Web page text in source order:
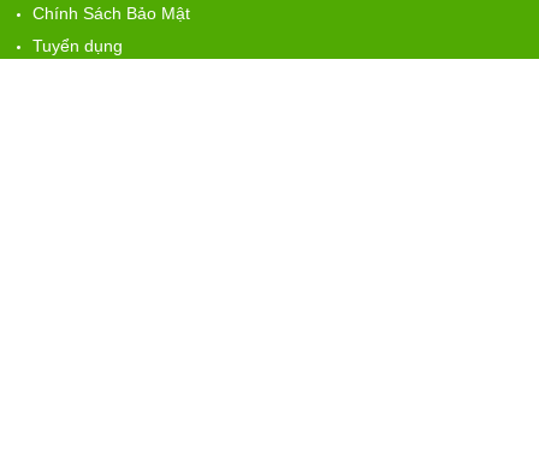
Chính Sách Bảo Mật
Tuyển dụng